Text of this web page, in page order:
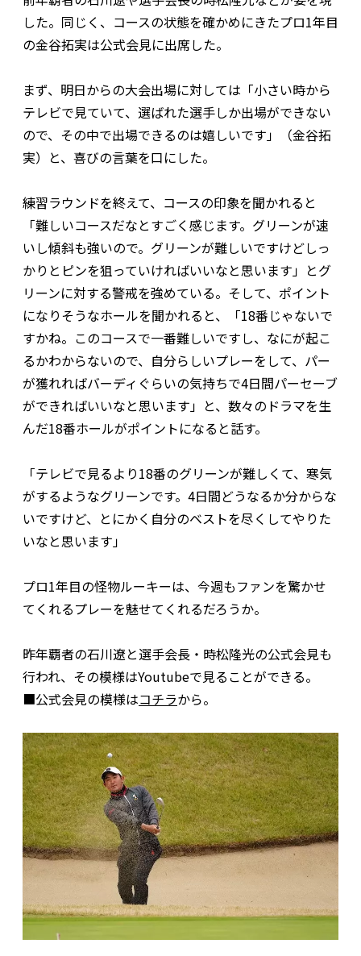
した。同じく、コースの状態を確かめにきたプロ1年目
の金谷拓実は公式会見に出席した。
まず、明日からの大会出場に対しては「小さい時から
テレビで見ていて、選ばれた選手しか出場ができない
ので、その中で出場できるのは嬉しいです」（金谷拓
実）と、喜びの言葉を口にした。
練習ラウンドを終えて、コースの印象を聞かれると
「難しいコースだなとすごく感じます。グリーンが速
いし傾斜も強いので。グリーンが難しいですけどしっ
かりとピンを狙っていければいいなと思います」とグ
リーンに対する警戒を強めている。そして、ポイント
になりそうなホールを聞かれると、「18番じゃないで
すかね。このコースで一番難しいですし、なにが起こ
るかわからないので、自分らしいプレーをして、パー
が獲れればバーディぐらいの気持ちで4日間パーセーブ
ができればいいなと思います」と、数々のドラマを生
んだ18番ホールがポイントになると話す。
「テレビで見るより18番のグリーンが難しくて、寒気
がするようなグリーンです。4日間どうなるか分からな
いですけど、とにかく自分のベストを尽くしてやりた
いなと思います」
プロ1年目の怪物ルーキーは、今週もファンを驚かせ
てくれるプレーを魅せてくれるだろうか。
昨年覇者の石川遼と選手会長・時松隆光の公式会見も
行われ、その模様はYoutubeで見ることができる。
■公式会見の模様はコチラから。